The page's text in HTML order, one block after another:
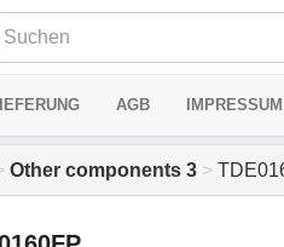
AGB IMPRESSUM
Other components 3 >